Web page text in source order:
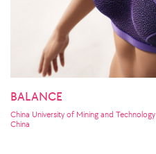
BALANCE
China University of Mining and Technology
China